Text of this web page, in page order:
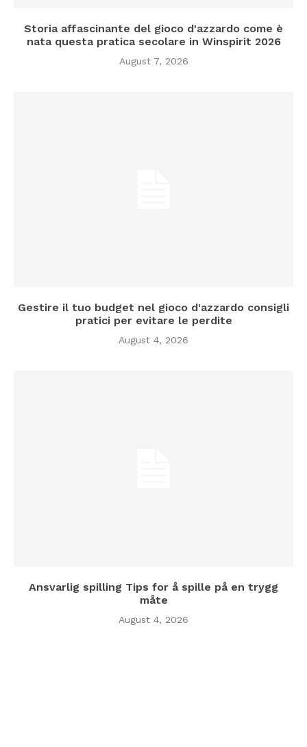
Storia affascinante del gioco d'azzardo come è
nata questa pratica secolare in Winspirit 2026
August 7, 2026
Gestire il tuo budget nel gioco d'azzardo consigli
pratici per evitare le perdite
August 4, 2026
Ansvarlig spilling Tips for å spille på en trygg
måte
August 4, 2026